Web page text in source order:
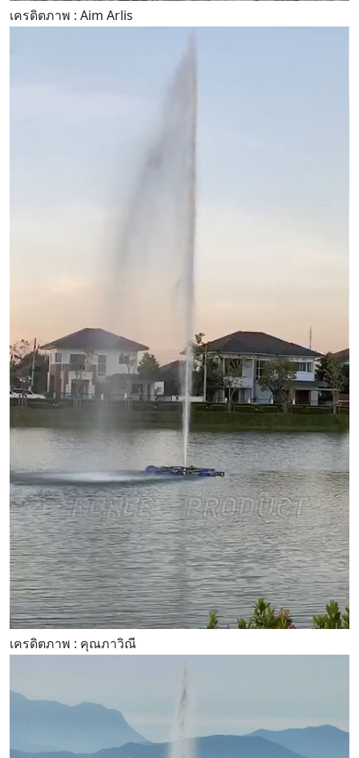
เครดิตภาพ : Aim Arlis
เครดิตภาพ : คุณภาวิณี